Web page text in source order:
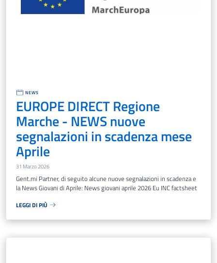
NEWS
EUROPE DIRECT Regione
Marche - NEWS nuove
segnalazioni in scadenza mese
Aprile
31 Marzo 2026
Gent.mi Partner, di seguito alcune nuove segnalazioni in scadenza e
la News Giovani di Aprile: News giovani aprile 2026 Eu INC factsheet
LEGGI DI PIÙ